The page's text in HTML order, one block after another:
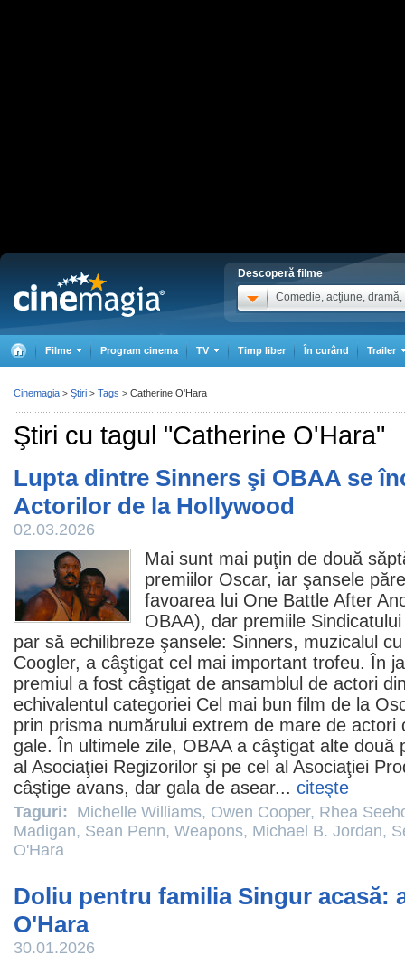
Descoperă filme
Comedie, acţiune, dramă,
Filme Program cinema TV Timp liber În curând Trailer
Ştiri cu tagul "Catherine O'Hara"
Lupta dintre Sinners şi OBAA se
Actorilor de la Hollywood
02.03.2026
Mai sunt mai puţin de două
premiilor Oscar, iar şansele
favoarea lui One Battle After
OBAA), dar premiile
par să echilibreze şansele: Sinners, muzicalul
Coogler, a câştigat cel mai important trofeu. În
premiul a fost câştigat de ansamblul de actori
echivalentul categoriei Cel mai bun film de la
prin prisma numărului extrem de mare de actori
gale. În ultimele zile, OBAA a câştigat alte două
al Asociaţiei Regizorilor şi pe cel al Asociaţiei
câştige avans, dar gala de asear... citeşte
Taguri: Michelle Williams, Owen Cooper, Rhea
Madigan, Sean Penn, Weapons, Michael B. Jordan,
O'Hara
Doliu pentru familia Singur acasă:
O'Hara
30.01.2026
Cinemagia > Ştiri > Tags > Catherine O'Hara